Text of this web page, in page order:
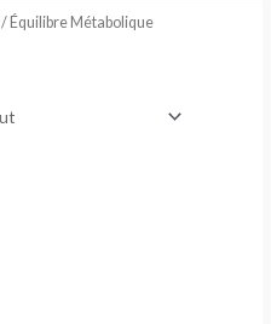
/ Équilibre Métabolique